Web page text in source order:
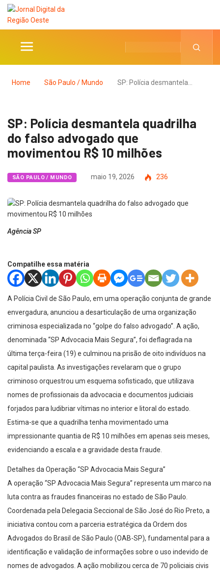
Home São Paulo / Mundo SP: Polícia desmantela…
SP: Polícia desmantela quadrilha
do falso advogado que
movimentou R$ 10 milhões
SÃO PAULO / MUNDO maio 19, 2026 236
Agência SP
Compatilhe essa matéria
A Polícia Civil de São Paulo, em uma operação conjunta de grande
envergadura, anunciou a desarticulação de uma organização
criminosa especializada no “golpe do falso advogado”. A ação,
denominada “SP Advocacia Mais Segura”, foi deflagrada na
última terça-feira (19) e culminou na prisão de oito indivíduos na
capital paulista. As investigações revelaram que o grupo
criminoso orquestrou um esquema sofisticado, que utilizava
nomes de profissionais da advocacia e documentos judiciais
forjados para ludibriar vítimas no interior e litoral do estado.
Estima-se que a quadrilha tenha movimentado uma
impressionante quantia de R$ 10 milhões em apenas seis meses,
evidenciando a escala e a gravidade desta fraude.
Detalhes da Operação “SP Advocacia Mais Segura”
A operação “SP Advocacia Mais Segura” representa um marco na
luta contra as fraudes financeiras no estado de São Paulo.
Coordenada pela Delegacia Seccional de São José do Rio Preto, a
iniciativa contou com a parceria estratégica da Ordem dos
Advogados do Brasil de São Paulo (OAB-SP), fundamental para a
identificação e validação de informações sobre o uso indevido de
nomes de advogados. A ação mobilizou cerca de 70 policiais civis